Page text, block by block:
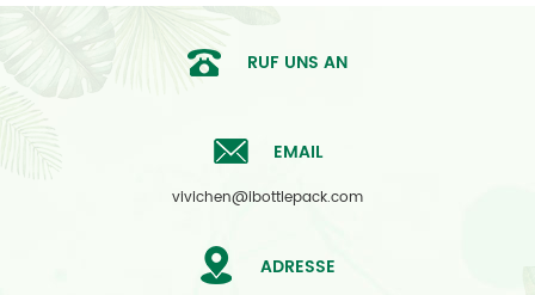
RUF UNS AN
EMAIL
vivichen@ibottlepack.com
ADRESSE